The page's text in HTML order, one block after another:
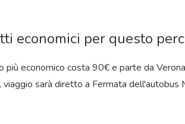
economici per questo
economico costa 90€ e parte da
sarà diretto a Fermata dell'autobus